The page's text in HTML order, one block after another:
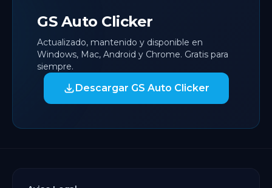
GS Auto Clicker
Actualizado, mantenido y disponible en
Windows, Mac, Android y Chrome. Gratis para
siempre.
Descargar GS Auto Clicker